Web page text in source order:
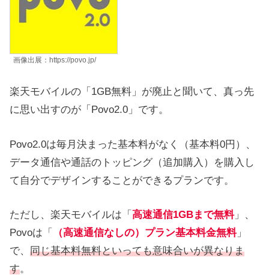
画像出展：https://povo.jp/
楽天モバイルの「1GB無料」が廃止と聞いて、真っ先
に思い出すのが「Povo2.0」です。
Povo2.0は毎月決まった基本料がなく（基本料0円）、
データ通信や通話のトッピング（追加購入）を購入し
て自分でデザインすることができるプランです。
ただし、楽天モバイルは「 高速通信1GBまで無料」、
Povoは「
（高速通信なしの）プラン基本料金無料」
で、 同じ基本料無料といっても意味合いが異なりま
す。